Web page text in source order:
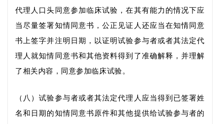
代理人口头同意参加临床试验，在其有能力 的情况下应
当尽量签署知情同意书，公正见证人还应当在知情同意
书上签字并注明日期，以证明试验参与者或者其法定代
理人就知情同意书和其他资料得到了准确解释，并理解
了相关内容，同意参加临床试验。
（八）试验参与者或者其法定代理人应当得到已签署姓
名和日期的知情同意书原件和其他提供给试验参与者的